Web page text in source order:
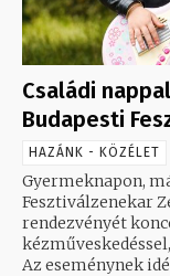
Családi
Budapesti
HAZÁNK - KÖZÉLET
Gyermeknapon,
Fesztiválzenekar
rendezvényét
Az eseménynek